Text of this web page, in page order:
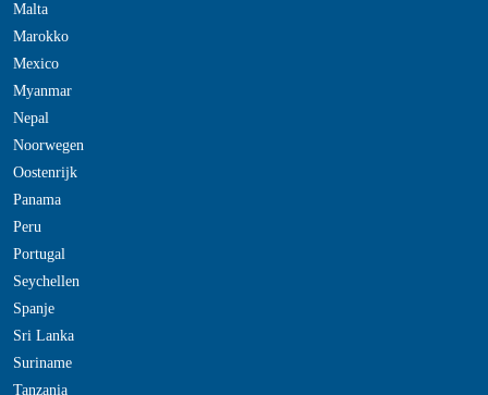
Malta
Marokko
Mexico
Myanmar
Nepal
Noorwegen
Oostenrijk
Panama
Peru
Portugal
Seychellen
Spanje
Sri Lanka
Suriname
Tanzania